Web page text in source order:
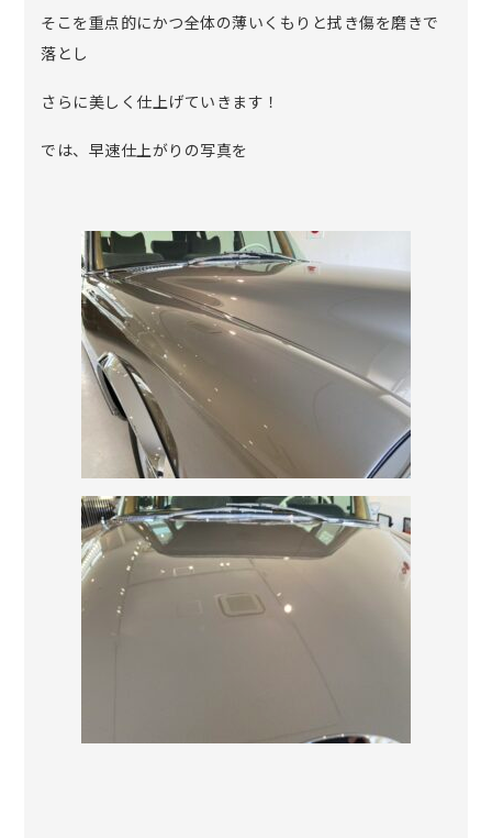
そこを重点的にかつ全体の薄いくもりと拭き傷を磨きで
落とし
さらに美しく仕上げていきます！
では、早速仕上がりの写真を